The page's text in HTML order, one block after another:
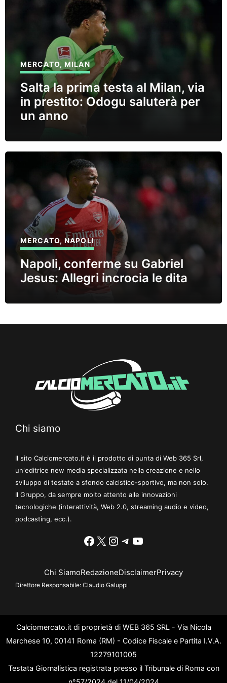
MERCATO, MILAN
Salta la prima testa al Milan, via
in prestito: Odogu saluterà per
un anno
MERCATO,NAPOLI
Napoli, conferme su Gabriel
Jesus: Allegri incrocia le dita
Chi siamo
Il sito Calciomercato.it è il prodotto di punta di Web 365 Srl,
un'editrice new media specializzata nella creazione e nello
sviluppo di testate a sfondo calcistico-sportivo, ma non solo.
Il Gruppo, da sempre molto attento alle innovazioni
tecnologiche (interattività, Web 2.0, streaming audio e video,
podcasting, ecc.).
Facebook
X Instagram
Telegram
YouTube
Chi SiamoRedazioneDisclaimerPrivacy
Direttore Responsabile: Claudio Galuppi
Calciomercato.it di proprietà di WEB 365 SRL - Via Nicola
Marchese 10, 00141 Roma (RM) - Codice Fiscale e Partita I.V.A.
12279101005
Testata Giornalistica registrata presso il Tribunale di Roma con